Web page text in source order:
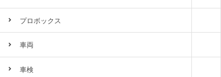
プロボックス
車両
車検